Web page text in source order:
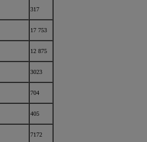
317
17 753
12 875
3023
704
405
7172